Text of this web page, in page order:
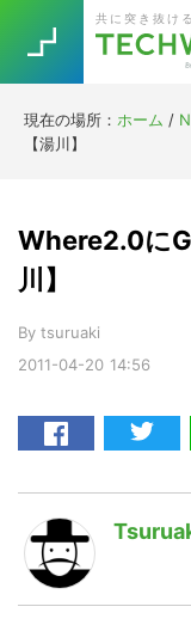
primary
navigation
main
content
primary
sidebar
footer
共に突き抜ける
現在の場所： ホーム /
【湯川】
2011-04-20 14:56
Where2.0に
川】
By tsuruaki
TOPICS
RE:LIFE
Re:Work
AI
[Startup]
[Voice Edition]
[YouTube]
Trend
5G